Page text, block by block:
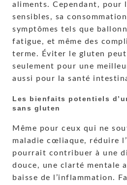
aliments. Cependant, pour
sensibles, sa
symptômes tels que
fatigue, et même des
terme. Éviter le gluten
seulement pour une
aussi pour la santé
Les bienfaits potentiels
sans gluten
Même pour ceux qui ne
maladie cœliaque, réduire
pourrait contribuer à une
douce, une clarté mentale
baisse de l’inflammation.